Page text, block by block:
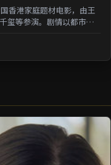
香港家庭题材电影，由王
玺等参演。剧情以都市迁